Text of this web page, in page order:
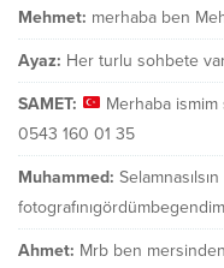
Mehmet: merhaba ben
Ayaz: Her turlu sohbete
SAMET:
Merhaba ismim
0543 160 01 35
Muhammed:
Ahmet: Mrb ben